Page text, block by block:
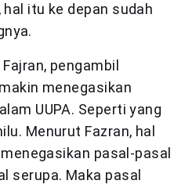
itu ke depan sudah
pengambil
menegasikan
UUPA. Seperti yang
Menurut Fazran, hal
pasal-pasal
serupa. Maka pasal